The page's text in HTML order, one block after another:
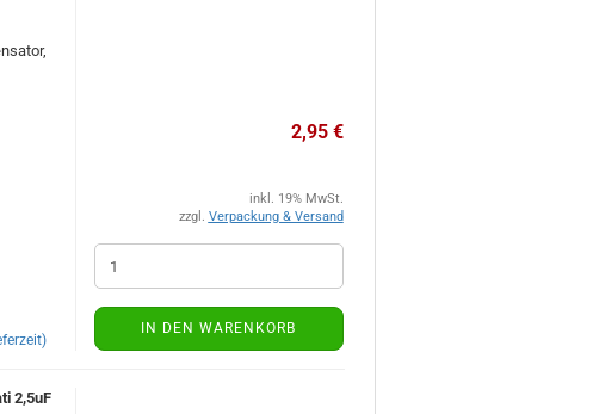
2,95 €
inkl. 19% MwSt.
zzgl. Verpackung & Versand
IN DEN WARENKORB
2,5uF